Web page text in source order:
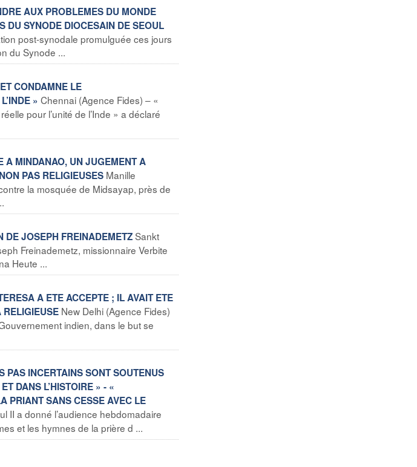
AUX PROBLEMES DU MONDE
DU SYNODE DIOCESAIN DE SEOUL
post-synodale promulguée ces jours
du Synode ...
CONDAMNE LE
» Chennai (Agence Fides) – «
pour l’unité de l’Inde » a déclaré
A MINDANAO, UN JUGEMENT A
PAS RELIGIEUSES Manille
la mosquée de Midsayap, près de
DE JOSEPH FREINADEMETZSankt
Freinademetz, missionnaire Verbite
Heute ...
A ETE ACCEPTE ; IL AVAIT ETE
RELIGIEUSE New Delhi (Agence Fides)
indien, dans le but se
PAS INCERTAINS SONT SOUTENUS
DANS L’HISTOIRE » - «
PRIANT SANS CESSE AVEC LE
II a donné l’audience hebdomadaire
et les hymnes de la prière d ...